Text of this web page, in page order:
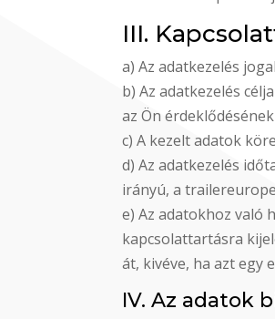
III.
a) Az adatkezelés
b) Az adatkezelés
az Ön
c) A kezelt adatok
d) Az adatkezelés
irányú, a
e) Az adatokhoz való
kapcsolattartásra
át, kivéve, ha azt egy
IV. Az adatok